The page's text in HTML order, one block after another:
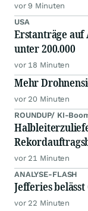
vor 9 Minuten
USA
Erstanträge
unter 200.000
vor 18 Minuten
Mehr
vor 20 Minuten
ROUNDUP/ KI-
vor 21 Minuten
ANALYSE-FLASH
Jefferies
vor 22 Minuten